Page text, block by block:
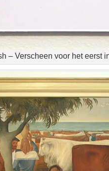
– Verscheen voor het eerst